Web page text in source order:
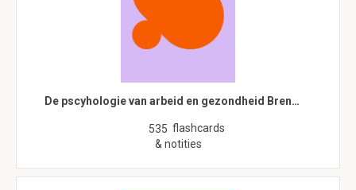
De pscyhologie van arbeid en gezondheid Bren…
535 flashcards
& notities